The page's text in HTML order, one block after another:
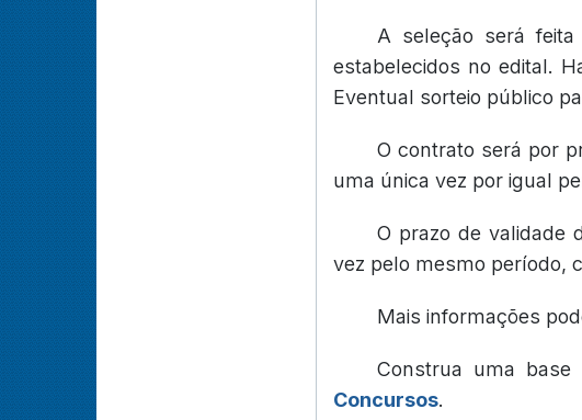
A seleção será
estabelecidos no edital.
Eventual sorteio público
O contrato será por
uma única vez por igual
O prazo de validade
vez pelo mesmo período,
Mais informações
Construa uma
Concursos.